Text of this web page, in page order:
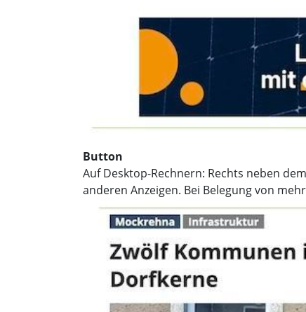
Button
Auf Desktop-Rechnern: Rechts neben
anderen Anzeigen. Bei Belegung von